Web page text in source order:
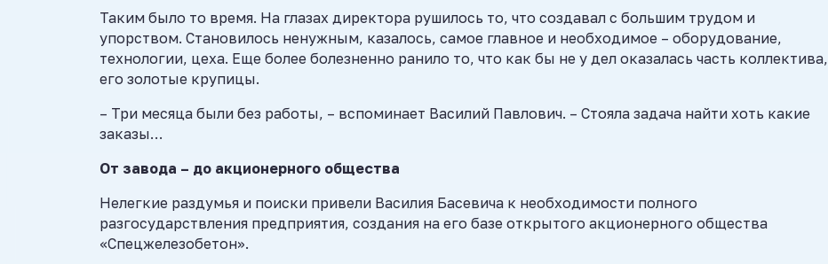
Таким было то время. На глазах директора рушилось то, что создавал с большим трудом и
упорством. Становилось ненужным, казалось, самое главное и необходимое – оборудование,
технологии, цеха. Еще более болезненно ранило то, что как бы не у дел оказалась часть коллектива,
его золотые крупицы.
– Три месяца были без работы, – вспоминает Василий Павлович. – Стояла задача найти хоть какие
заказы…
От завода – до акционерного общества
Нелегкие раздумья и поиски привели Василия Басевича к необходимости полного
разгосударствления предприятия, создания на его базе открытого акционерного общества
«Спецжелезобетон».